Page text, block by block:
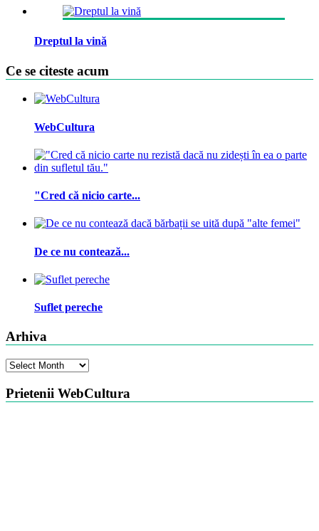
Dreptul la vină
Ce se citeste acum
WebCultura
"Cred că nicio carte...
De ce nu contează...
Suflet pereche
Arhiva
Arhiva
Prietenii WebCultura